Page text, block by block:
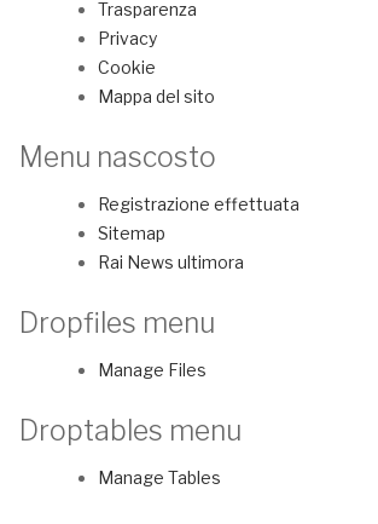
Trasparenza
Privacy
Cookie
Mappa del sito
Menu nascosto
Registrazione effettuata
Sitemap
Rai News ultimora
Dropfiles menu
Manage Files
Droptables menu
Manage Tables